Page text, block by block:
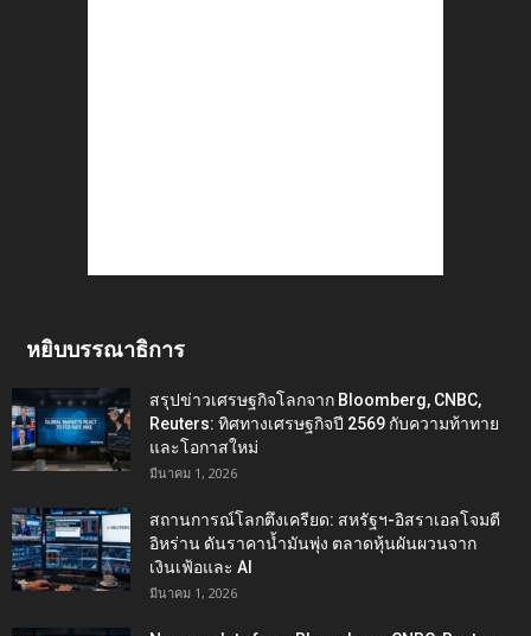
หยิบบรรณาธิการ
สรุปข่าวเศรษฐกิจโลกจาก Bloomberg, CNBC,
Reuters: ทิศทางเศรษฐกิจปี 2569 กับความท้าทาย
และโอกาสใหม่
มีนาคม 1, 2026
สถานการณ์โลกตึงเครียด: สหรัฐฯ-อิสราเอลโจมตี
อิหร่าน ดันราคาน้ำมันพุ่ง ตลาดหุ้นผันผวนจาก
เงินเฟ้อและ AI
มีนาคม 1, 2026